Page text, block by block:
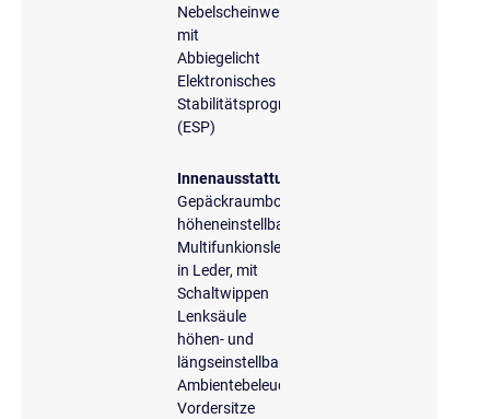
Nebelscheinwerfer
mit
Abbiegelicht
Elektronisches
Stabilitätsprogramm
(ESP)
Innenausstattung
Gepäckraumboden
höheneinstellbar
Multifunkionslenkrad
in Leder, mit
Schaltwippen
Lenksäule
höhen- und
längseinstellbar
Ambientebeleuchtung
Vordersitze